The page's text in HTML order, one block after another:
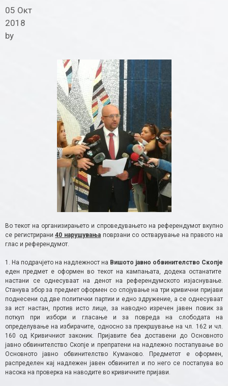
05 Окт
2018
by
Во текот на организирањето и спроведувањето на референдумот вкупно
се регистрирани40 нарушувања поврзани со остварување на правото на
глас и референдумот.
1. На подрачјето на надлежност на Вишото јавно обвинителство Скопје
еден предмет е оформен во текот на кампањата, додека останатите
настани се однесуваат на денот на референдумското изјаснување.
Станува збор за предмет оформен со спојување на три кривични пријави
поднесени од две политички партии и едно здружение, а се однесуваат
за ист настан, против исто лице, за наводно изречен јавен повик за
поткуп при избори и гласање и за повреда на слободата на
определување на избирачите, односно за прекршување на чл. 162 и чл.
160 од Кривичниот законик. Пријавите беа доставени до Основното
јавно обвинителство Скопје и препратени на надлежно постапување во
Основното јавно обвинителство Куманово. Предметот е оформен,
распределен кај надлежен јавен обвинител и по него се постапува во
насока на проверка на наводите во кривичните пријави.